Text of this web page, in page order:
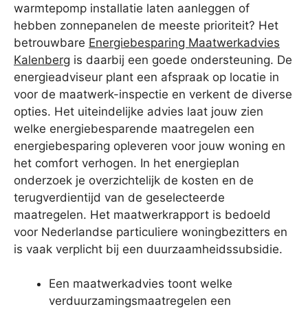
warmtepomp installatie laten aanleggen of
hebben zonnepanelen de meeste prioriteit? Het
betrouwbare Energiebesparing Maatwerkadvies
Kalenberg is daarbij een goede ondersteuning. De
energieadviseur plant een afspraak op locatie in
voor de maatwerk-inspectie en verkent de diverse
opties. Het uiteindelijke advies laat jouw zien
welke energiebesparende maatregelen een
energiebesparing opleveren voor jouw woning en
het comfort verhogen. In het energieplan
onderzoek je overzichtelijk de kosten en de
terugverdientijd van de geselecteerde
maatregelen. Het maatwerkrapport is bedoeld
voor Nederlandse particuliere woningbezitters en
is vaak verplicht bij een duurzaamheidssubsidie.
Een maatwerkadvies toont welke
verduurzamingsmaatregelen een